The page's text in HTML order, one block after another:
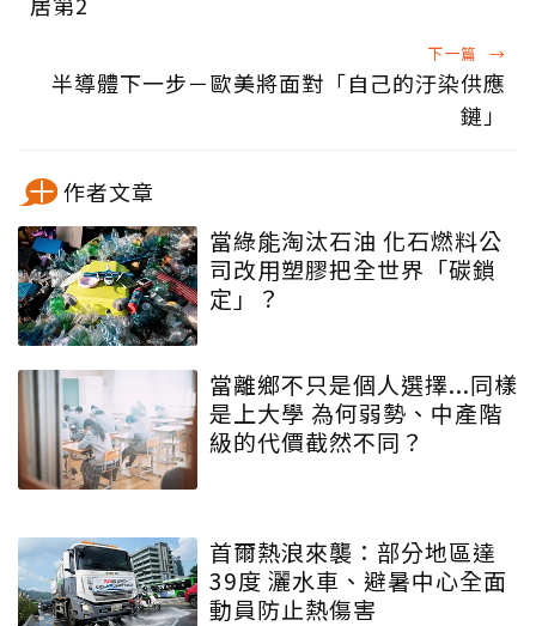
下一篇 →
半導體下一步－歐美將面對「自己的汙染供應
鏈」
作者文章
當綠能淘汰石油 化石燃料公
司改用塑膠把全世界「碳鎖
定」？
當離鄉不只是個人選擇...同樣
是上大學 為何弱勢、中產階
級的代價截然不同？
首爾熱浪來襲：部分地區達
39度 灑水車、避暑中心全面
動員防止熱傷害